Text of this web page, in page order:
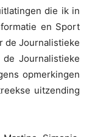
die ik in
en Sport
de Journalistieke
Journalistieke
opmerkingen
uitzending